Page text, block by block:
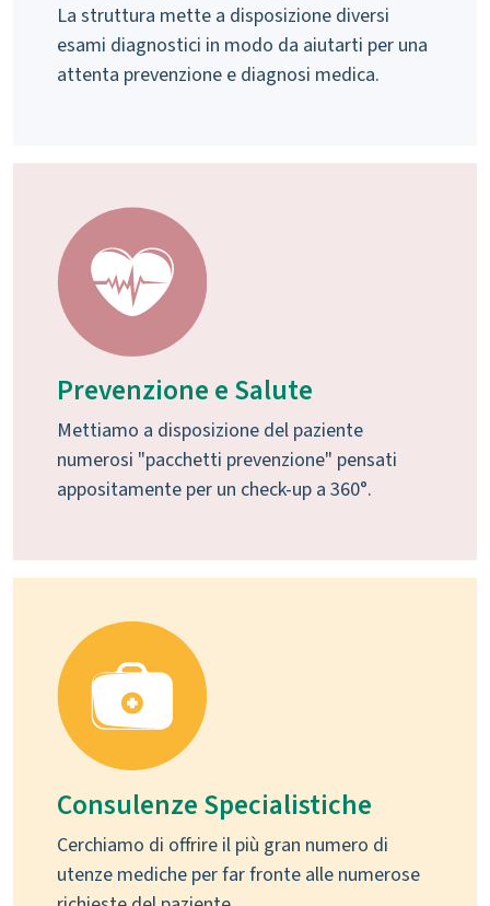
La struttura mette a disposizione diversi
esami diagnostici in modo da aiutarti per una
attenta prevenzione e diagnosi medica.
Prevenzione e Salute
Mettiamo a disposizione del paziente
numerosi "pacchetti prevenzione" pensati
appositamente per un check-up a 360°.
Consulenze Specialistiche
Cerchiamo di offrire il più gran numero di
utenze mediche per far fronte alle numerose